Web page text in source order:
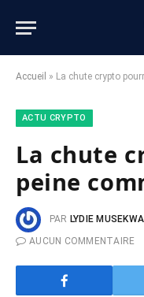
Accueil » La chute crypto
ACTU CRYPTO
La chute
peine
PAR LYDIE MUSEKWA
AUCUN COMMENTAIRE